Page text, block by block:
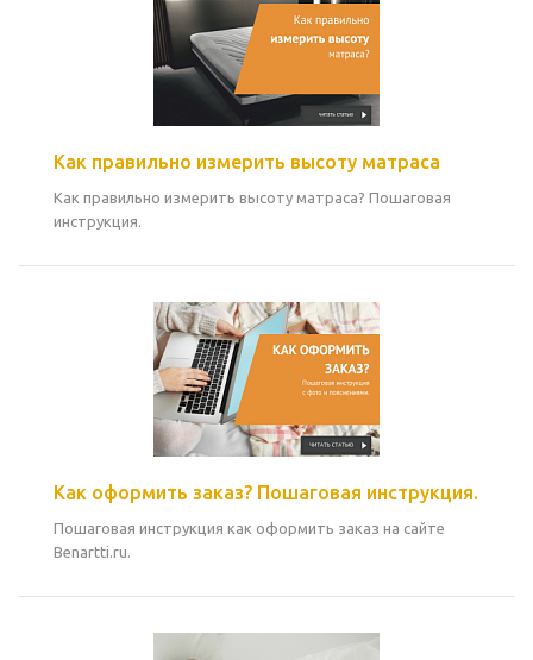
Как правильно измерить высоту матраса
Как правильно измерить высоту матраса? Пошаговая
инструкция.
Как оформить заказ? Пошаговая инструкция.
Пошаговая инструкция как оформить заказ на сайте
Benartti.ru.